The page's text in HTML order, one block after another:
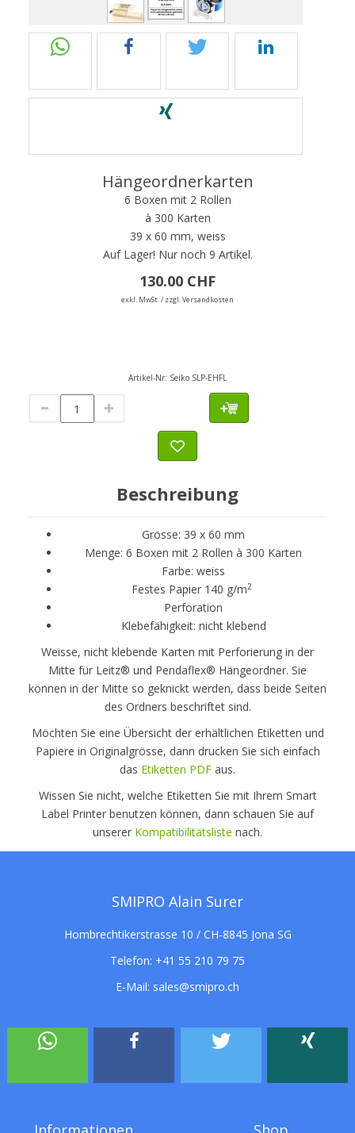
Hängeordnerkarten
6 Boxen mit 2 Rollen
à 300 Karten
39 x 60 mm, weiss
Auf Lager! Nur noch 9 Artikel.
130.00 CHF
exkl. MwSt. / zzgl. Versandkosten
Artikel-Nr: Seiko SLP-EHFL
Beschreibung
Grösse: 39 x 60 mm
Menge: 6 Boxen mit 2 Rollen à 300 Karten
Farbe: weiss
Festes Papier 140 g/m2
Perforation
Klebefähigkeit: nicht klebend
Weisse, nicht klebende Karten mit Perforierung in der
Mitte für Leitz® und Pendaflex® Hängeordner. Sie
können in der Mitte so geknickt werden, dass beide Seiten
des Ordners beschriftet sind.
Möchten Sie eine Übersicht der erhältlichen Etiketten und
Papiere in Originalgrösse, dann drucken Sie sich einfach
das Etiketten PDF aus.
Wissen Sie nicht, welche Etiketten Sie mit Ihrem Smart
Label Printer benutzen können, dann schauen Sie auf
unserer Kompatibilitätsliste nach.
SMIPRO Alain Surer
Hombrechtikerstrasse 10 / CH-8845 Jona SG
Telefon: +41 55 210 79 75
E-Mail: sales@smipro.ch